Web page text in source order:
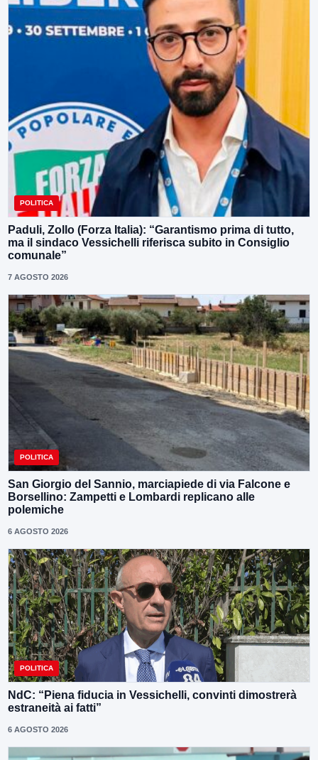
POLITICA
Paduli, Zollo (Forza Italia): “Garantismo prima di tutto,
ma il sindaco Vessichelli riferisca subito in Consiglio
comunale”
7 AGOSTO 2026
POLITICA
San Giorgio del Sannio, marciapiede di via Falcone e
Borsellino: Zampetti e Lombardi replicano alle
polemiche
6 AGOSTO 2026
POLITICA
NdC: “Piena fiducia in Vessichelli, convinti dimostrerà
estraneità ai fatti”
6 AGOSTO 2026